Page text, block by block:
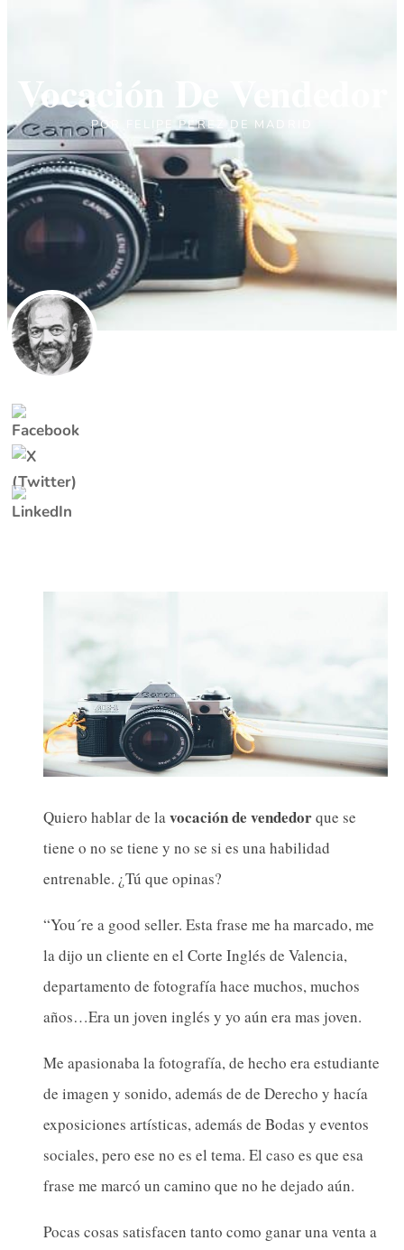
Vocación De Vendedor
POR FELIPE PÉREZ DE MADRID
Quiero hablar de lavocación de vendedorque se
tiene o no se tiene y no se si es una habilidad
entrenable. ¿Tú que opinas?
“You´re a good seller. Esta frase me ha marcado, me
la dijo un cliente en el Corte Inglés de Valencia,
departamento de fotografía hace muchos, muchos
años…Era un joven inglés y yo aún era mas joven.
Me apasionaba la fotografía, de hecho era estudiante
de imagen y sonido, además de de Derecho y hacía
exposiciones artísticas, además de Bodas y eventos
sociales, pero ese no es el tema. El caso es que esa
frase me marcó un camino que no he dejado aún.
Pocas cosas satisfacen tanto como ganar una venta a